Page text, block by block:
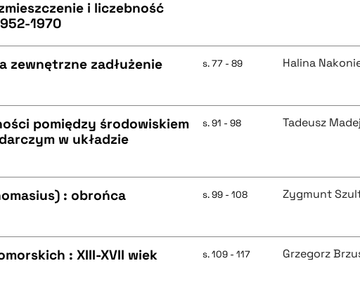
i liczebność
1970
zewnętrzne zadłużenie
s. 77 - 89 Halina
pomiędzy środowiskiem
w układzie
s. 91 - 98 Tadeusz Madej
: obrońca
s. 99 - 108 Zygmunt
: XIII-XVII wiek s. 109 - 117 Grzegorz